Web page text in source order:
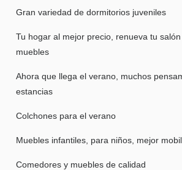
Gran variedad de dormitorios juveniles
Tu hogar al mejor precio, renueva tu
muebles
Ahora que llega el verano, muchos
estancias
Colchones para el verano
Muebles infantiles, para niños, mejor
Comedores y muebles de calidad